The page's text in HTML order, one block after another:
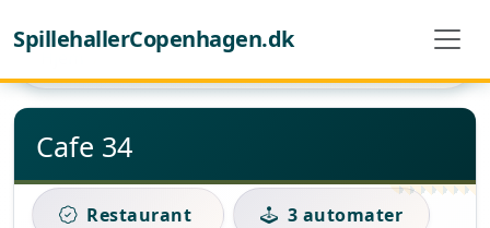
SpillehallerCopenhagen.dk
Cafe 34
Cafe 34
Restaurant 3 automater